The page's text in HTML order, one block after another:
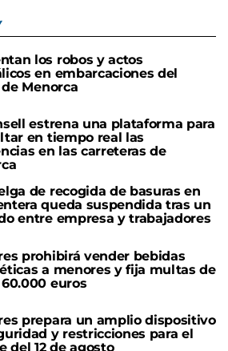
los robos y actos
en embarcaciones del
Menorca
estrena una plataforma para
en tiempo real las
en las carreteras de
de recogida de basuras en
queda suspendida tras un
entre empresa y trabajadores
prohibirá vender bebidas
a menores y fija multas de
euros
prepara un amplio dispositivo
y restricciones para el
del 12 de agosto